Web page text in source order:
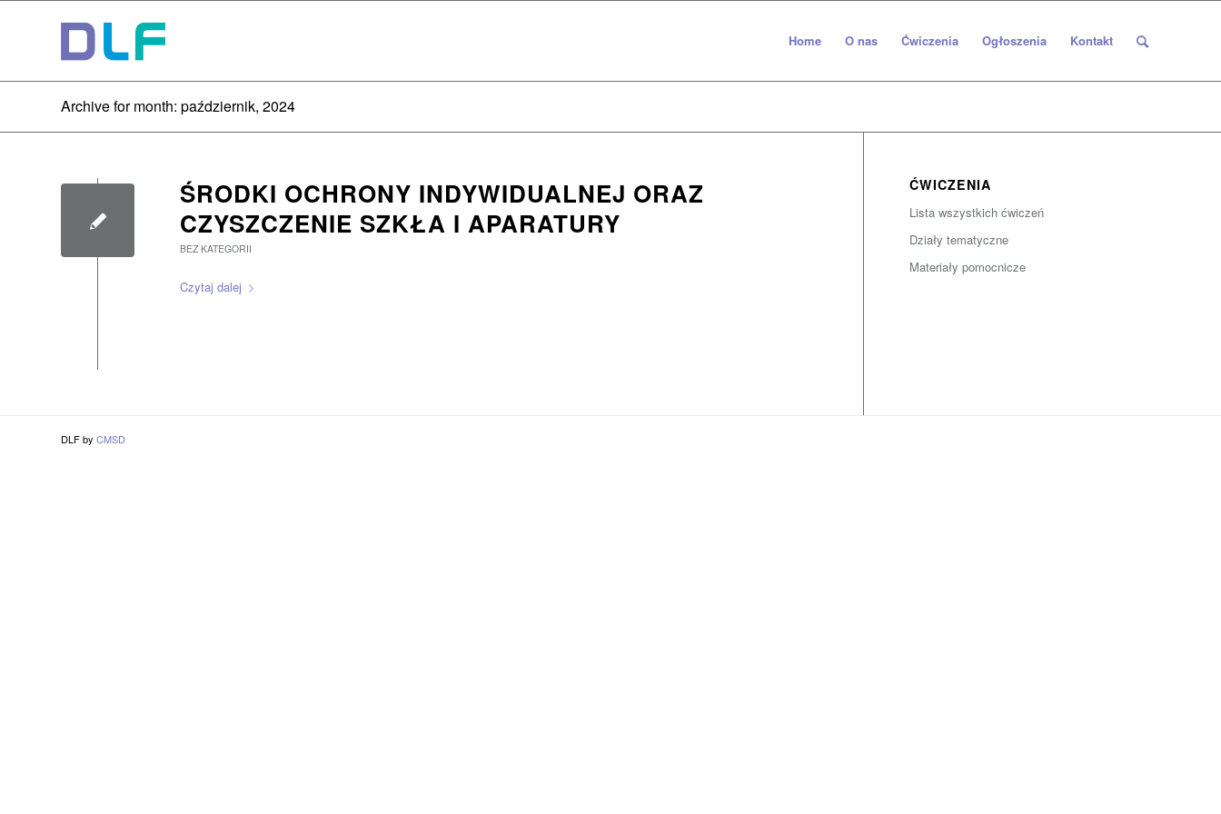
Home O nas Ćwiczenia Ogłoszenia Kontakt
Archive for month: październik, 2024
ŚRODKI OCHRONY INDYWIDUALNEJ ORAZ
CZYSZCZENIE SZKŁA I APARATURY
BEZ KATEGORII
Czytaj dalej
ĆWICZENIA
Lista wszystkich ćwiczeń
Działy tematyczne
Materiały pomocnicze
DLF by CMSD